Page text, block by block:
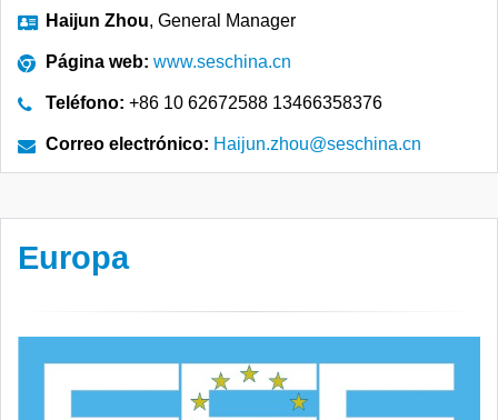
Haijun Zhou, General Manager
Página web: www.seschina.cn
Teléfono: +86 10 62672588 13466358376
Correo electrónico: Haijun.zhou@seschina.cn
Europa